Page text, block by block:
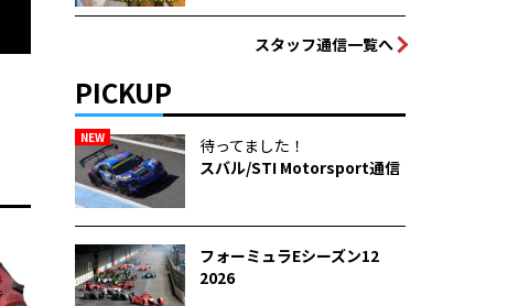
スタッフ通信一覧へ
PICKUP
NEW
待ってました！
スバル/STI Motorsport通信
フォーミュラEシーズン12
2026